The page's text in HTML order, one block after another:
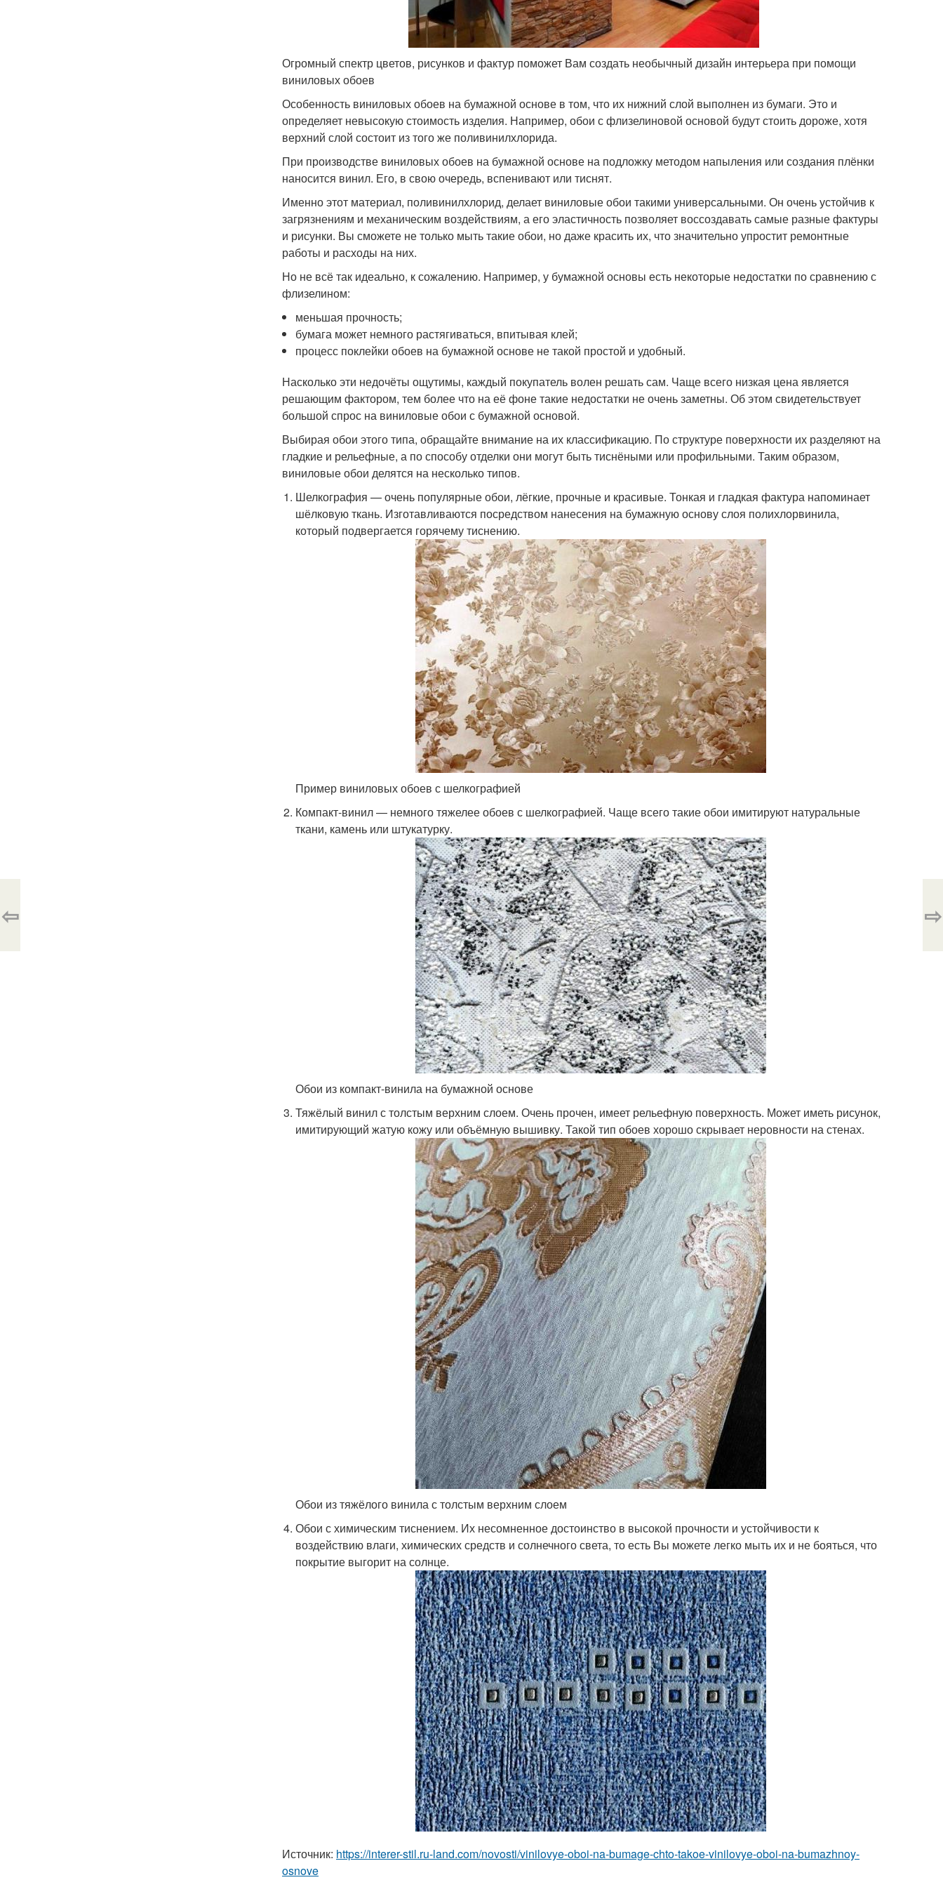
Огромный спектр цветов, рисунков и фактур поможет Вам создать необычный дизайн интерьера при помощи
виниловых обоев
Особенность виниловых обоев на бумажной основе в том, что их нижний слой выполнен из бумаги. Это и
определяет невысокую стоимость изделия. Например, обои с флизелиновой основой будут стоить дороже, хотя
верхний слой состоит из того же поливинилхлорида.
При производстве виниловых обоев на бумажной основе на подложку методом напыления или создания плёнки
наносится винил. Его, в свою очередь, вспенивают или тиснят.
Именно этот материал, поливинилхлорид, делает виниловые обои такими универсальными. Он очень устойчив к
загрязнениям и механическим воздействиям, а его эластичность позволяет воссоздавать самые разные фактуры
и рисунки. Вы сможете не только мыть такие обои, но даже красить их, что значительно упростит ремонтные
работы и расходы на них.
Но не всё так идеально, к сожалению. Например, у бумажной основы есть некоторые недостатки по сравнению с
флизелином:
меньшая прочность;
бумага может немного растягиваться, впитывая клей;
процесс поклейки обоев на бумажной основе не такой простой и удобный.
Насколько эти недочёты ощутимы, каждый покупатель волен решать сам. Чаще всего низкая цена является
решающим фактором, тем более что на её фоне такие недостатки не очень заметны. Об этом свидетельствует
большой спрос на виниловые обои с бумажной основой.
Выбирая обои этого типа, обращайте внимание на их классификацию. По структуре поверхности их разделяют на
гладкие и рельефные, а по способу отделки они могут быть тиснёными или профильными. Таким образом,
виниловые обои делятся на несколько типов.
Шелкография — очень популярные обои, лёгкие, прочные и красивые. Тонкая и гладкая фактура напоминает
шёлковую ткань. Изготавливаются посредством нанесения на бумажную основу слоя полихлорвинила,
который подвергается горячему тиснению.
Пример виниловых обоев с шелкографией
Компакт-винил — немного тяжелее обоев с шелкографией. Чаще всего такие обои имитируют натуральные
ткани, камень или штукатурку.
Обои из компакт-винила на бумажной основе
Тяжёлый винил с толстым верхним слоем. Очень прочен, имеет рельефную поверхность. Может иметь рисунок,
имитирующий жатую кожу или объёмную вышивку. Такой тип обоев хорошо скрывает неровности на стенах.
Обои из тяжёлого винила с толстым верхним слоем
Обои с химическим тиснением. Их несомненное достоинство в высокой прочности и устойчивости к
воздействию влаги, химических средств и солнечного света, то есть Вы можете легко мыть их и не бояться, что
покрытие выгорит на солнце.
Источник: https://interer-stil.ru-land.com/novosti/vinilovye-oboi-na-bumage-chto-takoe-vinilovye-oboi-na-bumazhnoy-
osnove
⇦ ⇨